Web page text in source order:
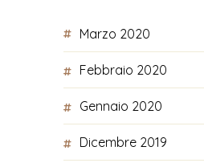
Marzo 2020
Febbraio 2020
Gennaio 2020
Dicembre 2019